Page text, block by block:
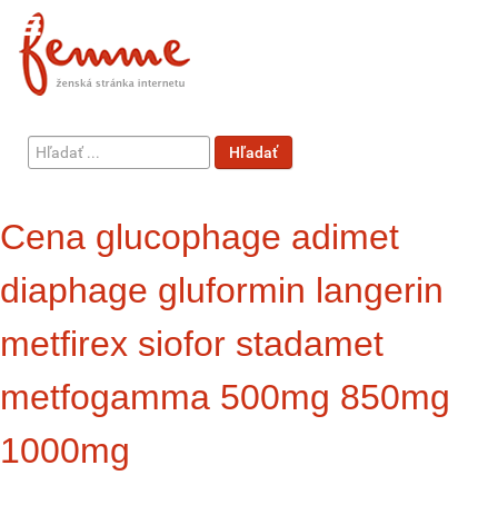
Hľadať
...
Hľadať
Cena glucophage adimet
diaphage gluformin langerin
metfirex siofor stadamet
metfogamma 500mg 850mg
1000mg